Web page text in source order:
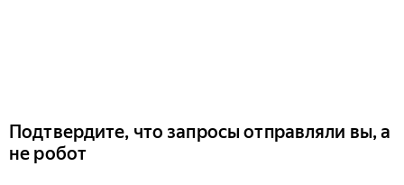
Подтвердите, что запросы отправляли вы, а
не робот